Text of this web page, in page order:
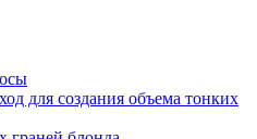
для создания объема тонких